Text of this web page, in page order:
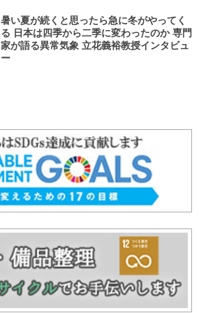
暑い夏が続くと思ったら急に冬がやってく
る 日本は四季から二季に変わったのか 専門
家が語る異常気象 立花義裕教授インタビュ
ー